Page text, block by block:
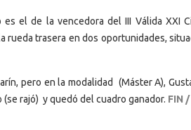
es el de la vencedora del III Válida XXI
rueda trasera en dos oportunidades,
pero en la modalidad (Máster A),
(se rajó) y quedó del cuadro ganador. FIN